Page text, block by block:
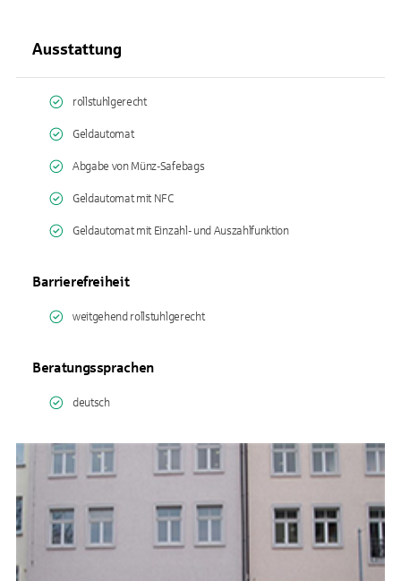
Ausstattung
rollstuhlgerecht
Geldautomat
Abgabe von Münz-Safebags
Geldautomat mit NFC
Geldautomat mit Einzahl- und Auszahlfunktion
Barrierefreiheit
weitgehend rollstuhlgerecht
Beratungssprachen
deutsch